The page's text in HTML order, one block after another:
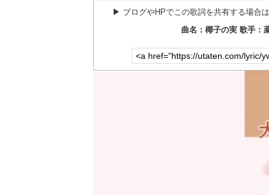
▶︎ ブログやHPでこの歌詞を共有する場合
曲名：椰子の実 歌手：